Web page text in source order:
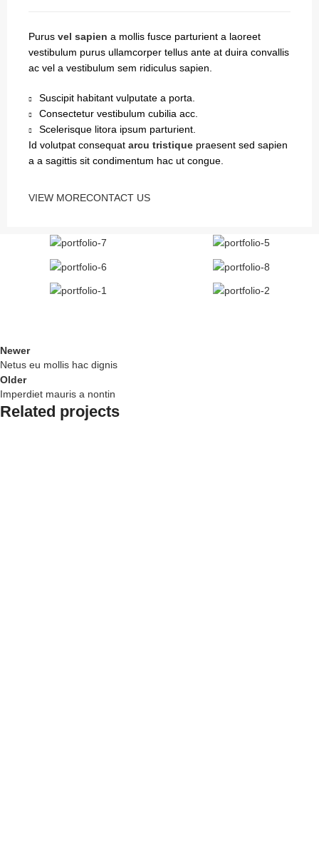
Purus vel sapien a mollis fusce parturient a laoreet
vestibulum purus ullamcorper tellus ante at duira convallis
ac vel a vestibulum sem ridiculus sapien.
Suscipit habitant vulputate a porta.
Consectetur vestibulum cubilia acc.
Scelerisque litora ipsum parturient.
Id volutpat consequat arcu tristique praesent sed sapien
a a sagittis sit condimentum hac ut congue.
VIEW MORECONTACT US
Newer
Netus eu mollis hac dignis
Older
Imperdiet mauris a nontin
Related projects